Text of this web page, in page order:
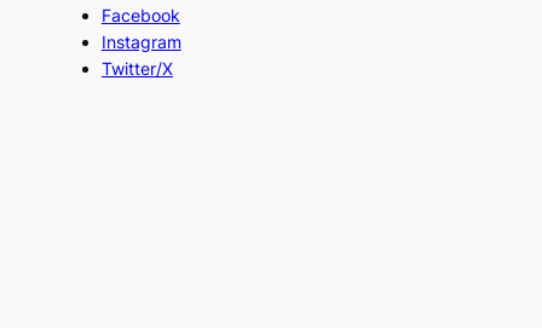
Facebook
Instagram
Twitter/X